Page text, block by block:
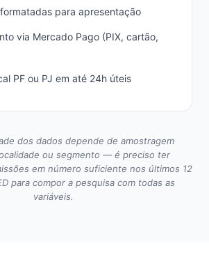
para apresentação
via Mercado Pago (PIX, cartão,
PF ou PJ em até 24h úteis
dos dados depende de amostragem
ou segmento — é preciso ter
em número suficiente nos últimos 12
para compor a pesquisa com todas as
variáveis.